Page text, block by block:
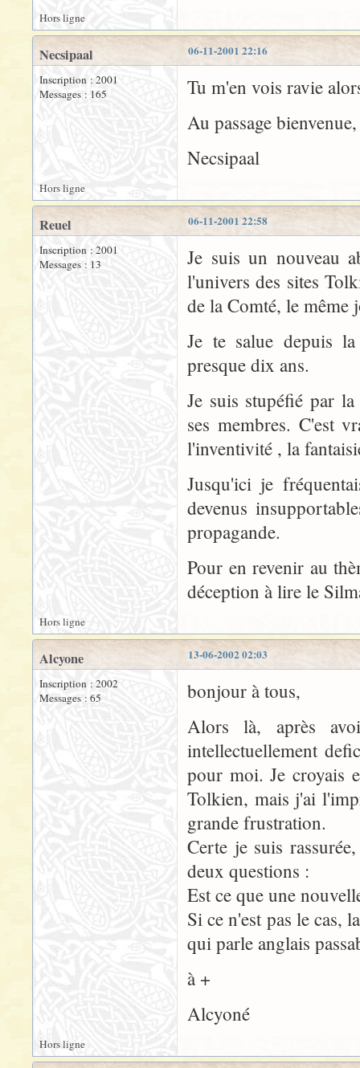
Hors ligne
06-11-2001 22:16
Necsipaal
Inscription : 2001
Messages : 165
Tu m'en vois ravie
Au passage
Necsipaal
Hors ligne
06-11-2001 22:58
Reuel
Inscription : 2001
Messages : 13
Je suis un nouveau
l'univers des sites
de la Comté, le même
Je te salue depuis
presque dix ans.
Je suis stupéfié par
ses membres. C'est
l'inventivité , la
Jusqu'ici je
devenus
propagande.
Pour en revenir au
déception à lire le
Hors ligne
13-06-2002 02:03
Alcyone
Inscription : 2002
Messages : 65
bonjour à tous,
Alors là, après
intellectuellement
pour moi. Je croyais
Tolkien, mais j'ai
grande frustration.
Certe je suis
deux questions :
Est ce que une
Si ce n'est pas le cas,
qui parle anglais
à +
Alcyoné
Hors ligne